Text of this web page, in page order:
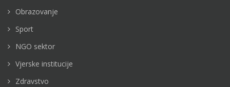
Obrazovanje
Sport
NGO sektor
Vjerske institucije
Zdravstvo